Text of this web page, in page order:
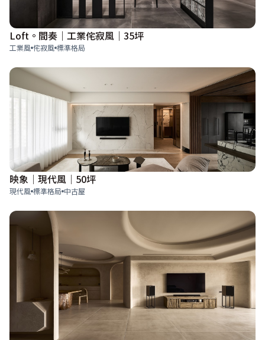
Loft。間奏｜工業侘寂風｜35坪
工業風 侘寂風 標準格局
映象│現代風│50坪
現代風 標準格局 中古屋